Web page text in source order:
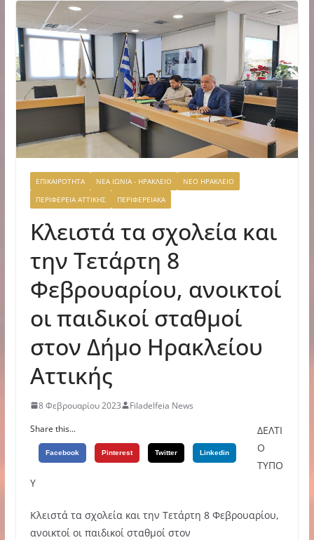
ΕΠΙΚΑΙΡΟΤΗΤΑ ΝΕΑ ΙΩΝΙΑ - ΗΡΑΚΛΕΙΟ
ΝΕΟ ΗΡΑΚΛΕΙΟ
ΠΕΡΙΦΕΡΕΙΑ ΑΤΤΙΚΗΣ
ΠΕΡΙΦΕΡΕΙΑΚΑ
Κλειστά τα σχολεία και
την Τετάρτη 8
Φεβρουαρίου, ανοικτοί
οι παιδικοί σταθμοί
στον Δήμο Ηρακλείου
Αττικής
8 Φεβρουαρίου 2023
Filadelfeia News
Share this...
Facebook Pinterest Twitter Linkedin
ΔΕΛΤΙ
Ο
ΤΥΠΟ
Υ
Κλειστά τα σχολεία και την Τετάρτη 8 Φεβρουαρίου,
ανοικτοί οι παιδικοί σταθμοί στον